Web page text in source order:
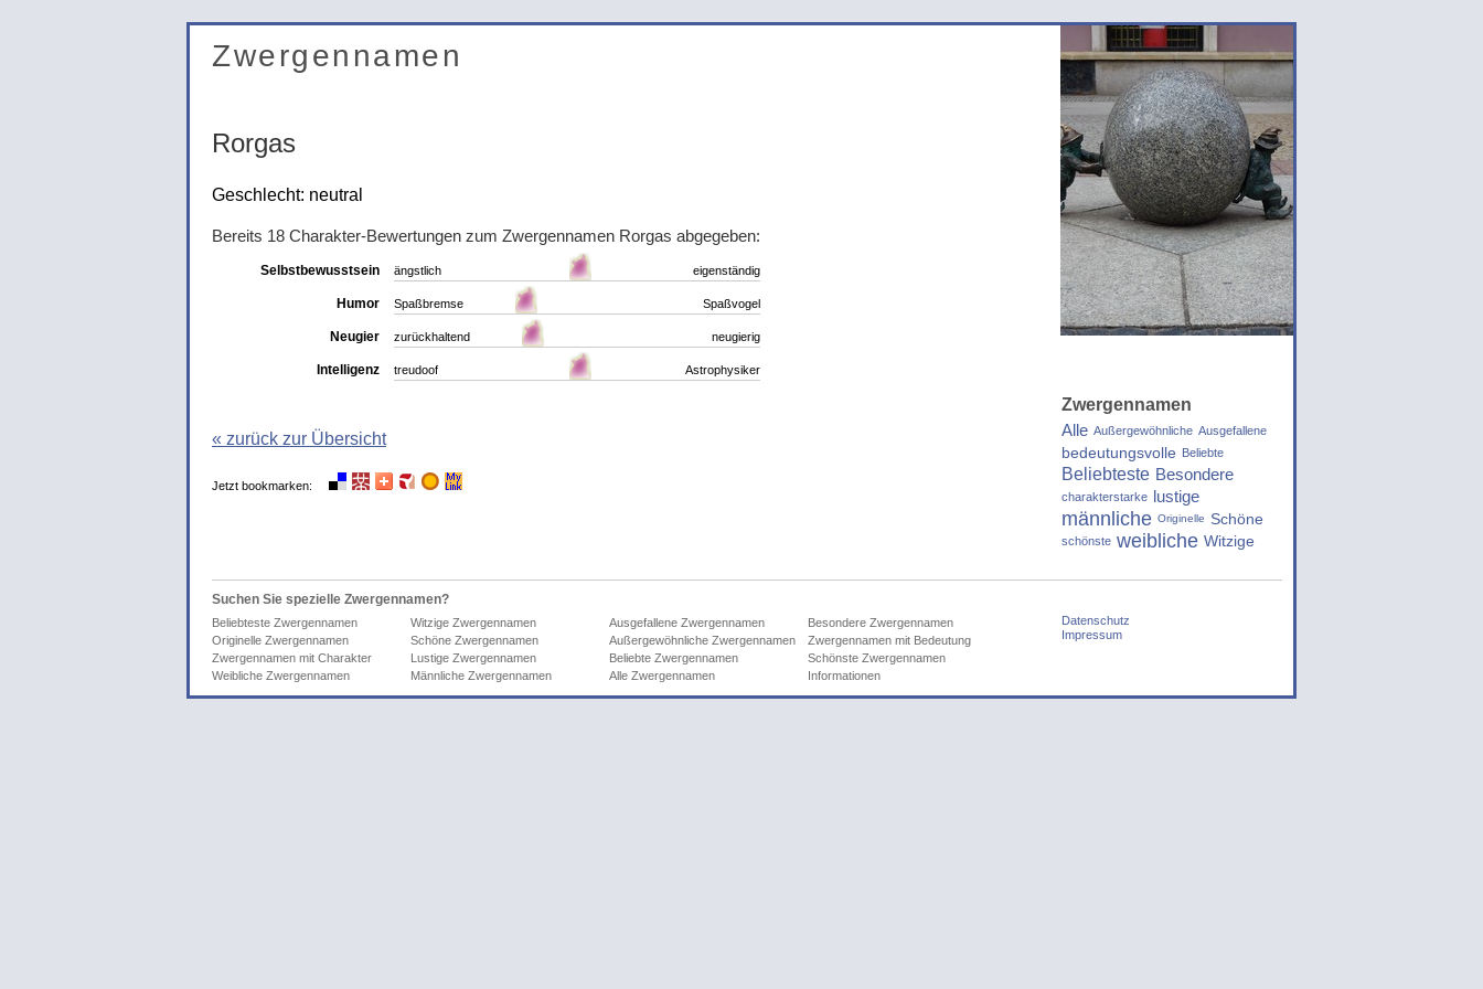
Zwergennamen
Rorgas
Geschlecht: neutral
Bereits 18 Charakter-Bewertungen zum Zwergennamen Rorgas abgegeben:
Selbstbewusstsein ängstlich eigenständig
Humor Spaßbremse Spaßvogel
Neugier zurückhaltend neugierig
Intelligenz treudoof Astrophysiker
« zurück zur Übersicht
Jetzt bookmarken:
Zwergennamen
Alle Außergewöhnliche Ausgefallene
bedeutungsvolle Beliebte
Beliebteste Besondere
charakterstarke lustige
männliche Originelle Schöne
schönste weibliche Witzige
Suchen Sie spezielle Zwergennamen?
Beliebteste Zwergennamen Witzige Zwergennamen Ausgefallene Zwergennamen
Besondere Zwergennamen
Originelle Zwergennamen
Schöne Zwergennamen Außergewöhnliche Zwergennamen
Zwergennamen mit Bedeutung
Zwergennamen mit Charakter
Lustige Zwergennamen Beliebte Zwergennamen
Schönste Zwergennamen
Weibliche Zwergennamen
Männliche Zwergennamen Alle Zwergennamen Informationen
Datenschutz
Impressum